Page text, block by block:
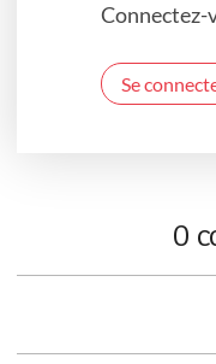
Connectez-
Se
0